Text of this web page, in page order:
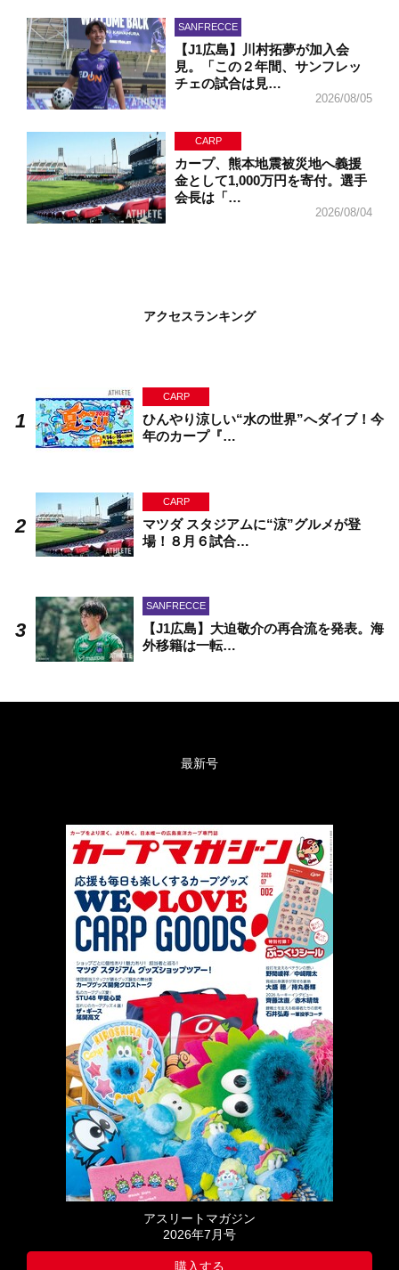
SANFRECCE
【J1広島】川村拓夢が加入会
見。「この２年間、サンフレッ
チェの試合は見…
2026/08/05
CARP
カープ、熊本地震被災地へ義援
金として1,000万円を寄付。選手
会長は「…
2026/08/04
アクセスランキング
CARP
ひんやり涼しい“水の世界”へダイブ！今
年のカープ『…
CARP
マツダ スタジアムに“涼”グルメが登
場！８月６試合…
SANFRECCE
【J1広島】大迫敬介の再合流を発表。海
外移籍は一転…
最新号
アスリートマガジン
2026年7月号
購入する